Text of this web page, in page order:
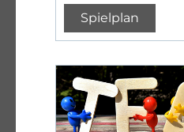
Spielplan